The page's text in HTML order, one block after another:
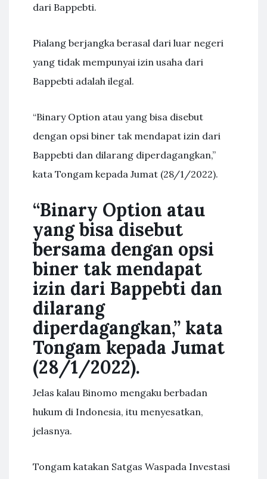
dari Bappebti.
Pialang berjangka berasal dari luar negeri
yang tidak mempunyai izin usaha dari
Bappebti adalah ilegal.
“Binary Option atau yang bisa disebut
dengan opsi biner tak mendapat izin dari
Bappebti dan dilarang diperdagangkan,”
kata Tongam kepada Jumat (28/1/2022).
“Binary Option atau
yang bisa disebut
bersama dengan opsi
biner tak mendapat
izin dari Bappebti dan
dilarang
diperdagangkan,” kata
Tongam kepada Jumat
(28/1/2022).
Jelas kalau Binomo mengaku berbadan
hukum di Indonesia, itu menyesatkan,
jelasnya.
Tongam katakan Satgas Waspada Investasi